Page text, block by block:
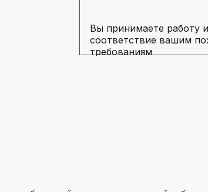
Вы принимаете работу
соответствие вашим
требованиям